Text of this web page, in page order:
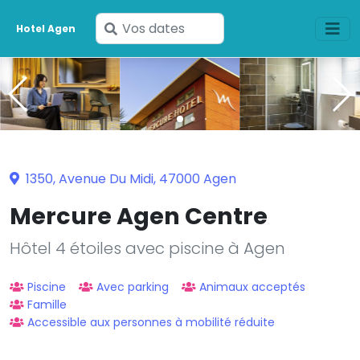
Hotel Agen
Saisissez
vos
1350, Avenue Du Midi, 47000 Agen
Mercure Agen Centre
Hôtel 4 étoiles avec piscine à Agen
Piscine Avec parking
Animaux acceptés
Famille
Accessible aux personnes à mobilité réduite